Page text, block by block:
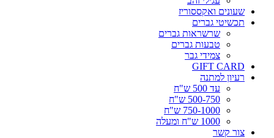
שעונים ואקססוריז
תכשיטי גברים
שרשראות גברים
טבעות גברים
צמידי גבר
GIFT CARD
רעיון למתנה
עד 500 ש"ח
500-750 ש"ח
750-1000 ש"ח
1000 ש"ח ומעלה
צור קשר